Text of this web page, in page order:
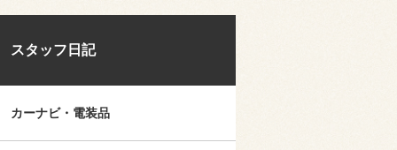
スタッフ日記
カーナビ・電装品